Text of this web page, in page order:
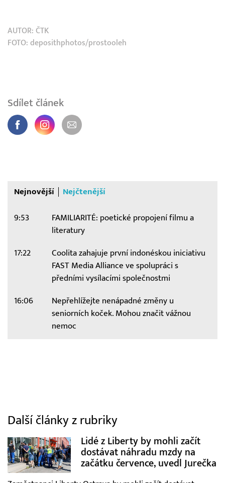
AUTOR: ČTK
FOTO: deposithphotos/prostooleh
Sdílet článek
Nejnovější Nejčtenější
9:53
FAMILIARITÉ: poetické propojení filmu a
literatury
17:22
Coolita zahajuje první indonéskou iniciativu
FAST Media Alliance ve spolupráci s
předními vysílacími společnostmi
16:06
Nepřehlížejte nenápadné změny u
seniorních koček. Mohou značit vážnou
nemoc
Další články z rubriky
Lidé z Liberty by mohli začít
dostávat náhradu mzdy na
začátku července, uvedl Jurečka